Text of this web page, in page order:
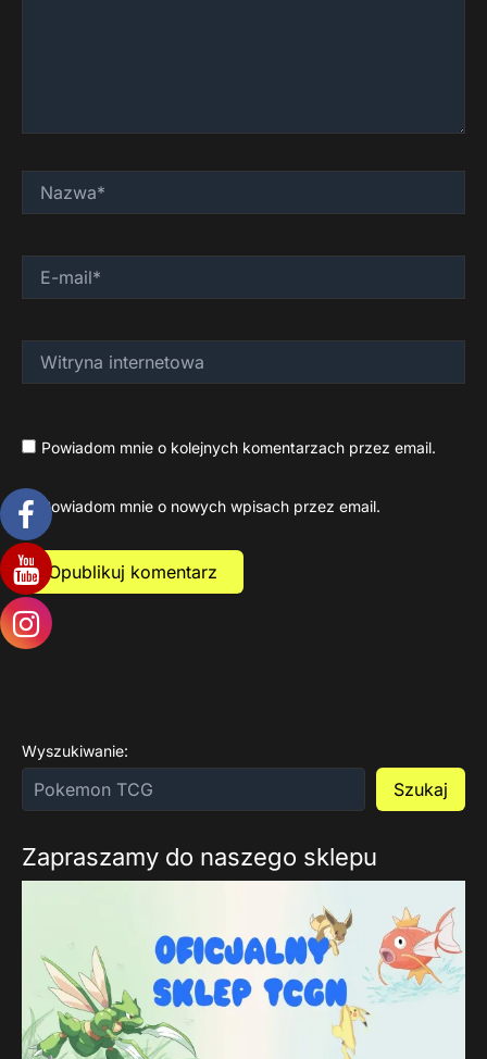
mail*
internetowa
Powiadom mnie o kolejnych komentarzach przez email.
Powiadom mnie o nowych wpisach przez email.
Wyszukiwanie:
Szukaj
Zapraszamy do naszego sklepu